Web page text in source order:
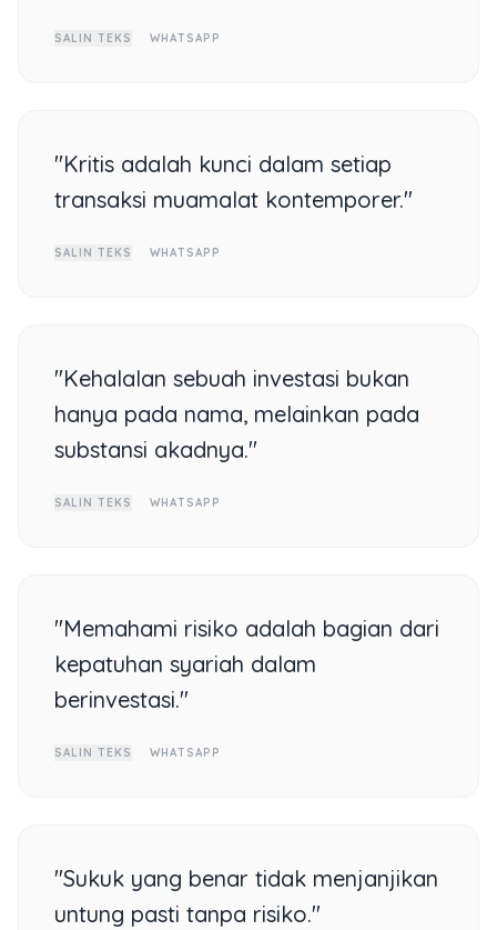
SALIN TEKS WHATSAPP
"Kritis adalah kunci dalam setiap
transaksi muamalat kontemporer."
SALIN TEKS WHATSAPP
"Kehalalan sebuah investasi bukan
hanya pada nama, melainkan pada
substansi akadnya."
SALIN TEKS WHATSAPP
"Memahami risiko adalah bagian dari
kepatuhan syariah dalam
berinvestasi."
SALIN TEKS WHATSAPP
"Sukuk yang benar tidak menjanjikan
untung pasti tanpa risiko."